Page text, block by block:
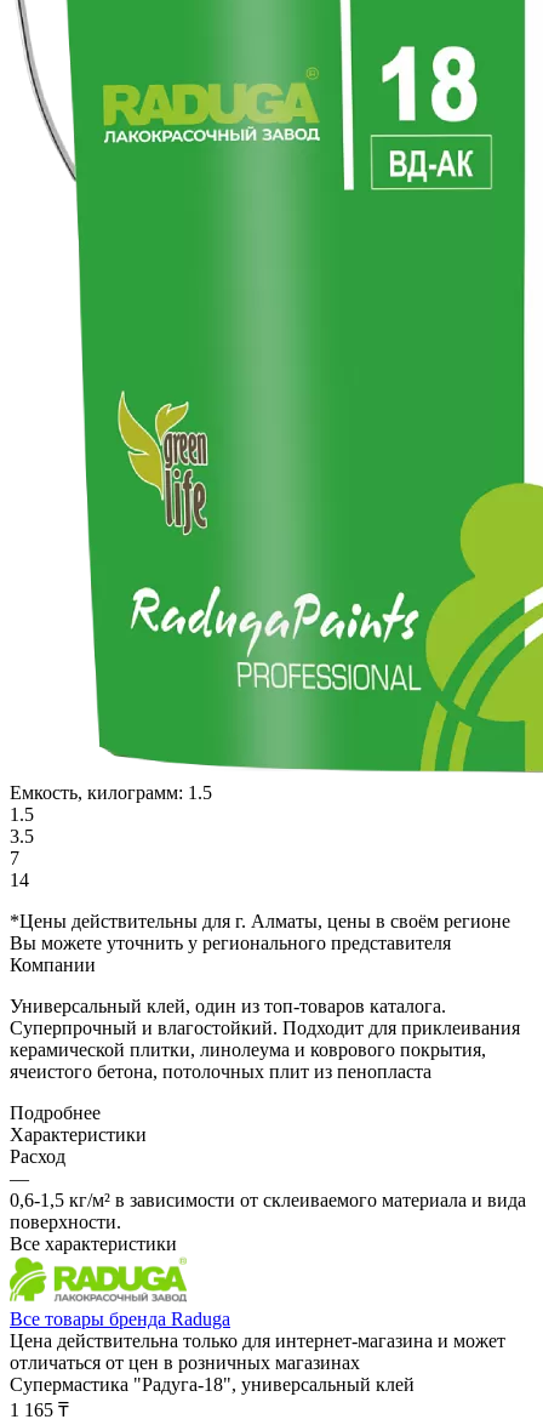
Емкость, килограмм: 1.5
1.5
3.5
7
14
*Цены действительны для г. Алматы, цены в своём регионе
Вы можете уточнить у регионального представителя
Компании
Универсальный клей, один из топ-товаров каталога.
Суперпрочный и влагостойкий. Подходит для приклеивания
керамической плитки, линолеума и коврового покрытия,
ячеистого бетона, потолочных плит из пенопласта
Подробнее
Характеристики
Расход
—
0,6-1,5 кг/м² в зависимости от склеиваемого материала и вида
поверхности.
Все характеристики
Все товары бренда Raduga
Цена действительна только для интернет-магазина и может
отличаться от цен в розничных магазинах
Супермастика "Радуга-18", универсальный клей
1 165 ₸